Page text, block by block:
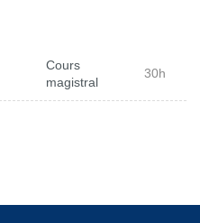
Cours
magistral
30h